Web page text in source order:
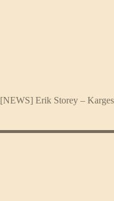
[NEWS] Erik Storey –